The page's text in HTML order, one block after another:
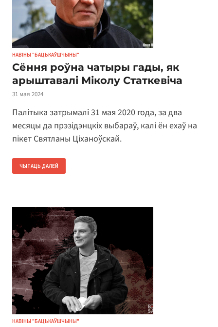
НАВІНЫ "БАЦЬКАЎШЧЫНЫ"
Сёння роўна чатыры гады, як
арыштавалі Міколу Статкевіча
31 мая 2024
Палітыка затрымалі 31 мая 2020 года, за два
месяцы да прэзідэнцкіх выбараў, калі ён ехаў на
пікет Святланы Ціханоўскай.
ЧЫТАЦЬ ДАЛЕЙ
НАВІНЫ "БАЦЬКАЎШЧЫНЫ"